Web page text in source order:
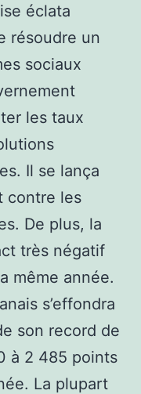
éclata
résoudre un
sociaux
les taux
Il se lança
contre les
De plus, la
très négatif
même année.
s’effondra
son record de
à 2 485 points
La plupart